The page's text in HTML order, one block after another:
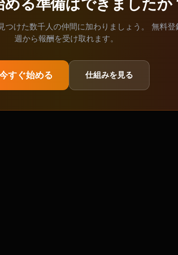
つけた数千人の仲間に加わりましょう。 無料登
週から報酬を受け取れます。
すぐ始める 仕組みを見る